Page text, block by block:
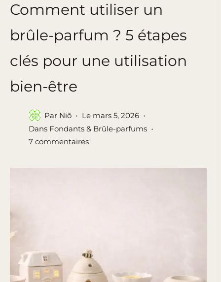
Comment utiliser un
brûle-parfum ? 5 étapes
clés pour une utilisation
bien-être
Par Niõ Le mars 5, 2026
Dans Fondants & Brûle-parfums
7 commentaires